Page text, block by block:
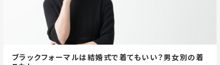
ブラックフォーマルは結婚式で着てもいい？男女別の着